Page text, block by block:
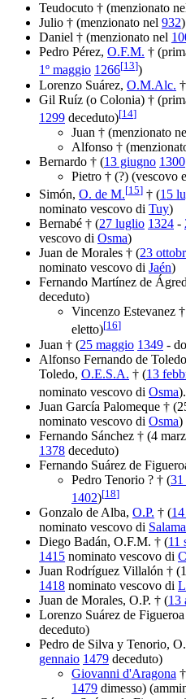
Teudocuto † (menzionato
Julio † (menzionato nel 932)
Daniel † (menzionato nel
Pedro Pérez, O.F.M. †
1º maggio 1266[13])
Lorenzo Suárez, O.M.Alc.
Gil Ruíz (o Colonia) †
1299 deceduto)[14]
Juan † (menzionato
Alfonso †
Bernardo † (13 giugno 1300
Pietro † (?) (vescovo
Simón, O. de M.[15] † (15
nominato vescovo di Tuy)
Bernabé † (27 luglio 1324 -
vescovo di Osma)
Juan de Morales † (23
nominato vescovo di Jaén)
Fernando Martínez de
deceduto)
Vincenzo Estevanez
eletto)[16]
Juan † (25 maggio 1349 -
Alfonso Fernando de
Toledo, O.E.S.A. † (13
nominato vescovo di Osma).
Juan García Palomeque †
nominato vescovo di Osma)
Fernando Sánchez † (4
1378 deceduto)
Fernando Suárez de
Pedro Tenorio ? † (31
1402)[18]
Gonzalo de Alba, O.P. † (
nominato vescovo di
Diego Badán, O.F.M. † (11
1415 nominato vescovo di
Juan Rodríguez Villalón †
1418 nominato vescovo di
Juan de Morales, O.P. † (13
Lorenzo Suárez de
deceduto)
Pedro de Silva y Tenorio,
gennaio 1479 deceduto)
Giovanni d'Aragona
1479 dimesso)